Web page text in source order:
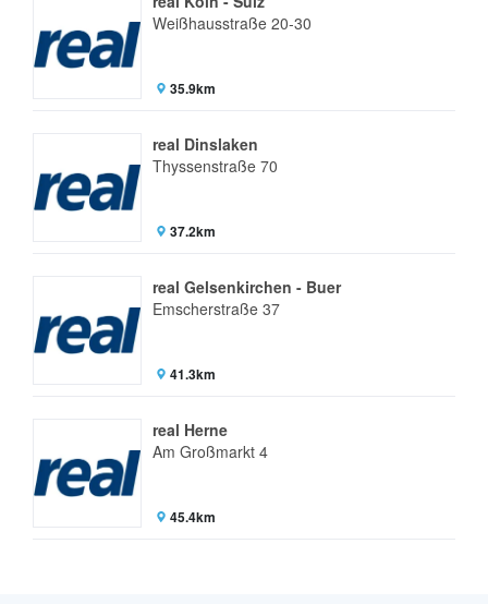
Weißhausstraße 20-30
35.9km
real Dinslaken
Thyssenstraße 70
37.2km
real Gelsenkirchen - Buer
Emscherstraße 37
41.3km
real Herne
Am Großmarkt 4
45.4km